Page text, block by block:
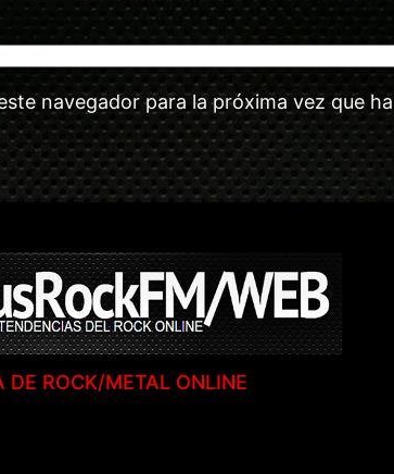
navegador para la próxima vez que
DE ROCK/METAL ONLINE